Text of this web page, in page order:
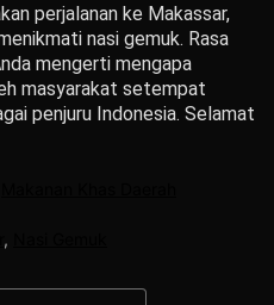
perjalanan ke Makassar,
nasi gemuk. Rasa
mengerti mengapa
masyarakat setempat
penjuru Indonesia. Selamat
,